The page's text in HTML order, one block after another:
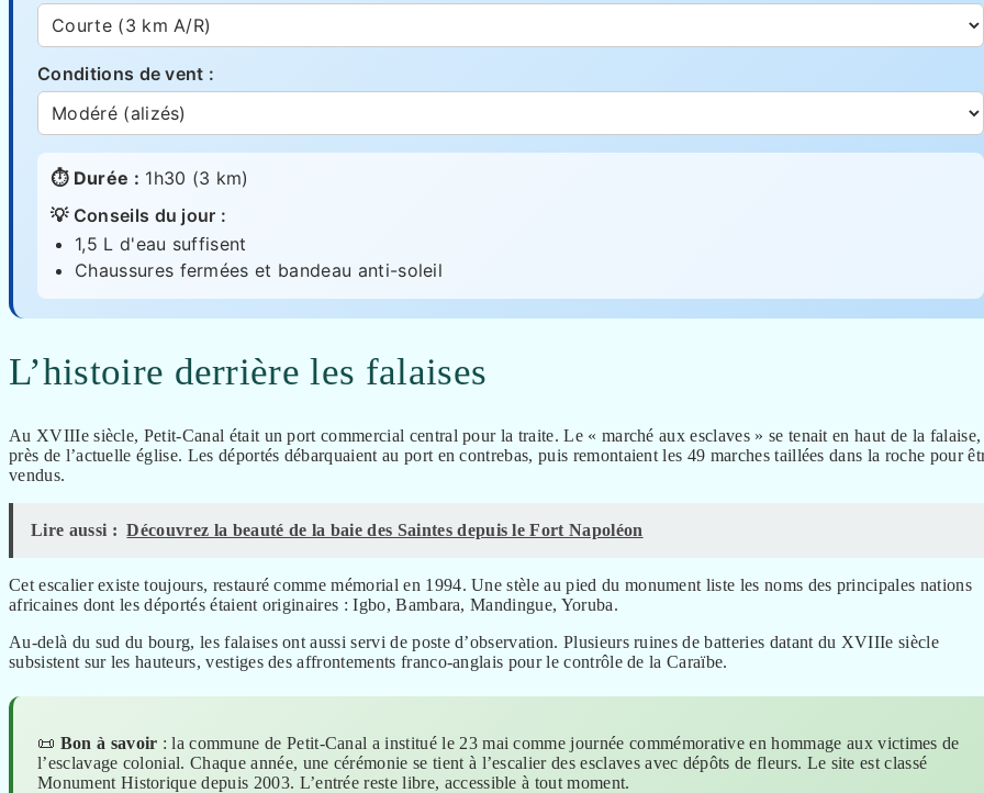
Conditions de vent :
⏱️ Durée : 1h30 (3 km)
💡 Conseils du jour :
1,5 L d'eau suffisent
Chaussures fermées et bandeau anti-soleil
L’histoire derrière les falaises
Au XVIIIe siècle, Petit-Canal était un port commercial central pour la traite. Le « marché aux esclaves » se tenait en haut de la falaise,
près de l’actuelle église. Les déportés débarquaient au port en contrebas, puis remontaient les 49 marches taillées dans la roche pour
vendus.
Lire aussi : Découvrez la beauté de la baie des Saintes depuis le Fort Napoléon
Cet escalier existe toujours, restauré comme mémorial en 1994. Une stèle au pied du monument liste les noms des principales nations
africaines dont les déportés étaient originaires : Igbo, Bambara, Mandingue, Yoruba.
Au-delà du sud du bourg, les falaises ont aussi servi de poste d’observation. Plusieurs ruines de batteries datant du XVIIIe siècle
subsistent sur les hauteurs, vestiges des affrontements franco-anglais pour le contrôle de la Caraïbe.
📜 Bon à savoir : la commune de Petit-Canal a institué le 23 mai comme journée commémorative en hommage aux victimes de
l’esclavage colonial. Chaque année, une cérémonie se tient à l’escalier des esclaves avec dépôts de fleurs. Le site est classé
Monument Historique depuis 2003. L’entrée reste libre, accessible à tout moment.